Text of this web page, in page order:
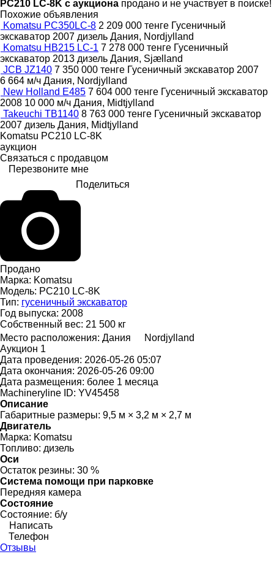
PC210 LC-8K с аукциона продано и не участвует в поиске!
Похожие объявления
Komatsu PC350LC-8 2 209 000 тенге Гусеничный
экскаватор 2007 дизель Дания, Nordjylland
Komatsu HB215 LC-1 7 278 000 тенге Гусеничный
экскаватор 2013 дизель Дания, Sjælland
JCB JZ140 7 350 000 тенге Гусеничный экскаватор 2007
6 664 м/ч Дания, Nordjylland
New Holland E485 7 604 000 тенге Гусеничный экскаватор
2008 10 000 м/ч Дания, Midtjylland
Takeuchi TB1140 8 763 000 тенге Гусеничный экскаватор
2007 дизель Дания, Midtjylland
Komatsu PC210 LC-8K
аукцион
Связаться с продавцом
Перезвоните мне
Поделиться
Продано
Марка: Komatsu
Модель: PC210 LC-8K
Тип: гусеничный экскаватор
Год выпуска: 2008
Собственный вес: 21 500 кг
Место расположения: Дания
Nordjylland
Аукцион 1
Дата проведения: 2026-05-26 05:07
Дата окончания: 2026-05-26 09:00
Дата размещения: более 1 месяца
Machineryline ID: YV45458
Описание
Габаритные размеры: 9,5 м × 3,2 м × 2,7 м
Двигатель
Марка: Komatsu
Топливо: дизель
Оси
Остаток резины: 30 %
Система помощи при парковке
Передняя камера
Состояние
Состояние: б/у
Написать
Телефон
Отзывы